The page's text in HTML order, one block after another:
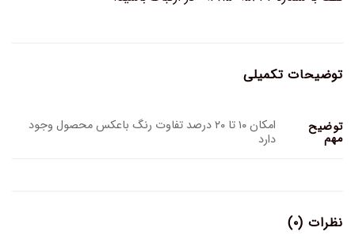
توضیحات تکمیلی
توضیح
مهم
امکان ۱۰ تا ۲۰ درصد تفاوت رنگ باعکس محصول وجود
دارد
نظرات (۰)